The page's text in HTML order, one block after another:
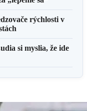
rýchlosti v
si myslia, že ide